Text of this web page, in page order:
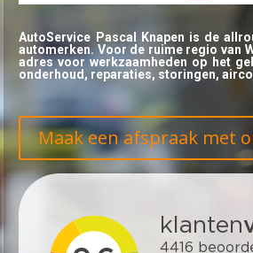
AutoService Pascal Knapen is de
automerken. Voor de ruime regio van
adres voor werkzaamheden op het
onderhoud, reparaties, storingen,
Maak een afspraak met